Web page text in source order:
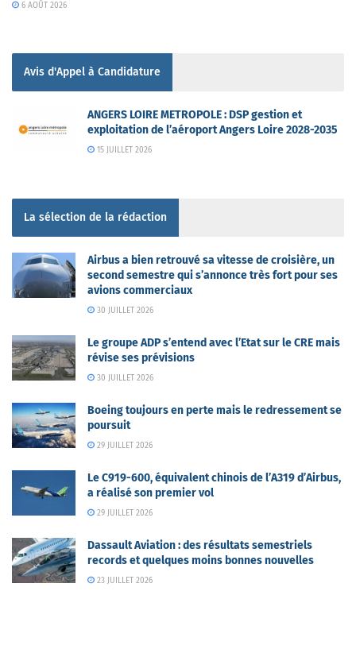
6 AOÛT 2026
Avis d'Appel à Candidature
ANGERS LOIRE METROPOLE : DSP gestion et
exploitation de l’aéroport Angers Loire 2028-2035
15 JUILLET 2026
La sélection de la rédaction
Airbus a bien retrouvé sa vitesse de croisière, un
second semestre qui s’annonce très fort pour ses
avions commerciaux
30 JUILLET 2026
Le groupe ADP s’entend avec l’Etat sur le CRE mais
révise ses prévisions
30 JUILLET 2026
Boeing toujours en perte mais le redressement se
poursuit
29 JUILLET 2026
Le C919-600, équivalent chinois de l’A319 d’Airbus,
a réalisé son premier vol
29 JUILLET 2026
Dassault Aviation : des résultats semestriels
records et quelques moins bonnes nouvelles
23 JUILLET 2026